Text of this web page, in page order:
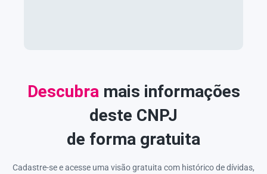
Descubra mais informações
deste CNPJ
de forma gratuita
Cadastre-se e acesse uma visão gratuita com histórico de dívidas,